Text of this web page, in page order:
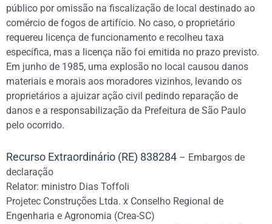
público por omissão na fiscalização de local destinado ao
comércio de fogos de artifício. No caso, o proprietário
requereu licença de funcionamento e recolheu taxa
específica, mas a licença não foi emitida no prazo previsto.
Em junho de 1985, uma explosão no local causou danos
materiais e morais aos moradores vizinhos, levando os
proprietários a ajuizar ação civil pedindo reparação de
danos e a responsabilização da Prefeitura de São Paulo
pelo ocorrido.
Recurso Extraordinário (RE) 838284 – Embargos de
declaração
Relator: ministro Dias Toffoli
Projetec Construções Ltda. x Conselho Regional de
Engenharia e Agronomia (Crea-SC)